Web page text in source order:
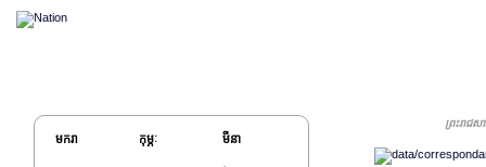
មករា កុម្ភៈ មីនា
ព្រះរាជ